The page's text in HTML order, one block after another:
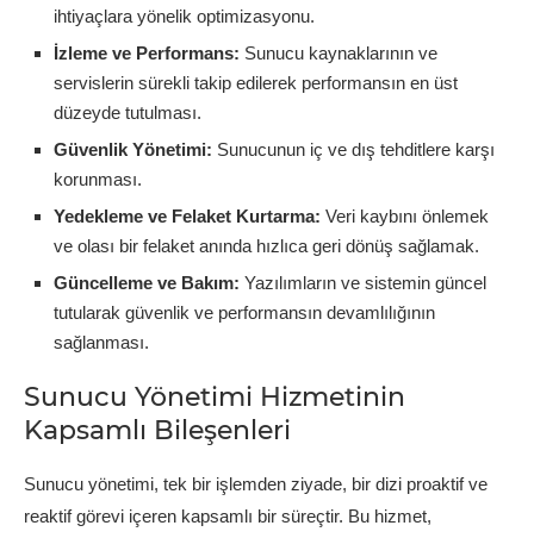
ihtiyaçlara yönelik optimizasyonu.
İzleme ve Performans: Sunucu kaynaklarının ve
servislerin sürekli takip edilerek performansın en üst
düzeyde tutulması.
Güvenlik Yönetimi: Sunucunun iç ve dış tehditlere karşı
korunması.
Yedekleme ve Felaket Kurtarma: Veri kaybını önlemek
ve olası bir felaket anında hızlıca geri dönüş sağlamak.
Güncelleme ve Bakım: Yazılımların ve sistemin güncel
tutularak güvenlik ve performansın devamlılığının
sağlanması.
Sunucu Yönetimi Hizmetinin
Kapsamlı Bileşenleri
Sunucu yönetimi, tek bir işlemden ziyade, bir dizi proaktif ve
reaktif görevi içeren kapsamlı bir süreçtir. Bu hizmet,